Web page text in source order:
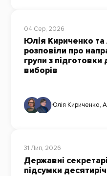
04 Сер, 2026
Юлія Кириченко та
розповіли про
групи з
виборів
Юлія Кириченко,
31 Лип, 2026
Державні
підсумки